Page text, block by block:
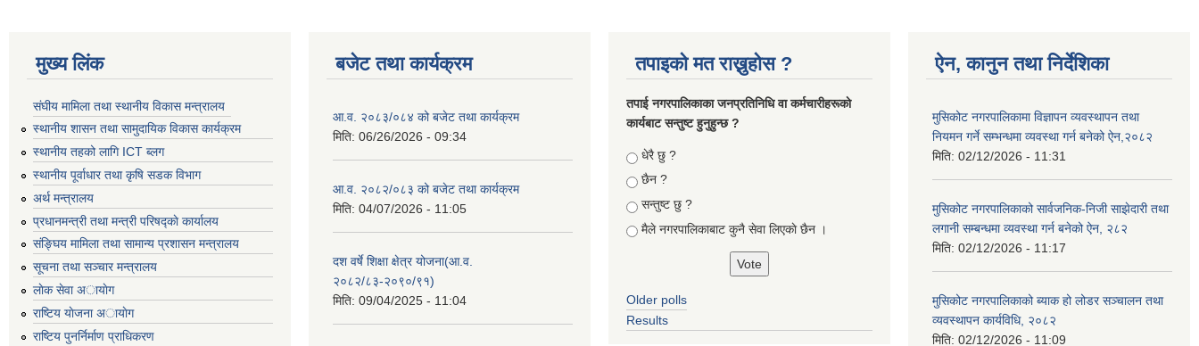
मुख्य लिंक
संघीय मामिला तथा स्थानीय विकास मन्त्रालय
स्थानीय शासन तथा सामुदायिक विकास कार्यक्रम
स्थानीय तहको लागि ICT ब्लग
स्थानीय पूर्वाधार तथा कृषि सडक विभाग
अर्थ मन्त्रालय
प्रधानमन्त्री तथा मन्त्री परिषद्काे कार्यालय
संङ्घिय मामिला तथा सामान्य प्रशासन मन्त्रालय
सूचना तथा सञ्चार मन्त्रालय
लाेक सेवा अायाेग
राष्टिय याेजना अायाेग
राष्टिय पुनर्निर्माण प्राधिकरण
बजेट तथा कार्यक्रम
आ.व. २०८३/०८४ को बजेट तथा कार्यक्रम
मिति: 06/26/2026 - 09:34
आ.व. २०८२/०८३ को बजेट तथा कार्यक्रम
मिति: 04/07/2026 - 11:05
दश वर्षे शिक्षा क्षेत्र योजना(आ.व.
२०८२/८३-२०९०/९१)
मिति: 09/04/2025 - 11:04
तपाइको मत राख्नुहोस ?
तपा‌ई नगरपालिकाका जनप्रतिनिधि वा कर्मचारीहरूकाे
कार्यबाट सन्तुष्ट हुनुहुन्छ ?
Choices
धेरै छु ?
छैन ?
सन्तुष्ट छु ?
मैले नगरपालिकाबाट कुनै सेवा लिएकाे छैन ।
Older polls
Results
ऐन, कानुन तथा निर्देशिका
मुसिकोट नगरपालिकामा विज्ञापन व्यवस्थापन तथा
नियमन गर्ने सम्भन्धमा व्यवस्था गर्न बनेको ऐन,२०८२
मिति: 02/12/2026 - 11:31
मुसिकोट नगरपालिकाको सार्वजनिक-निजी साझेदारी तथा
लगानी सम्बन्धमा व्यवस्था गर्न बनेको ऐन, २८२
मिति: 02/12/2026 - 11:17
मुसिकोट नगरपालिकाको ब्याक हो लोडर सञ्चालन तथा
व्यवस्थापन कार्यविधि, २०८२
मिति: 02/12/2026 - 11:09